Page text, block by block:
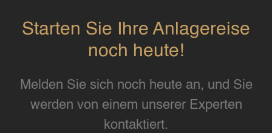
Starten Sie Ihre Anlagereise
noch heute!
Melden Sie sich noch heute an, und Sie
werden von einem unserer Experten
kontaktiert.